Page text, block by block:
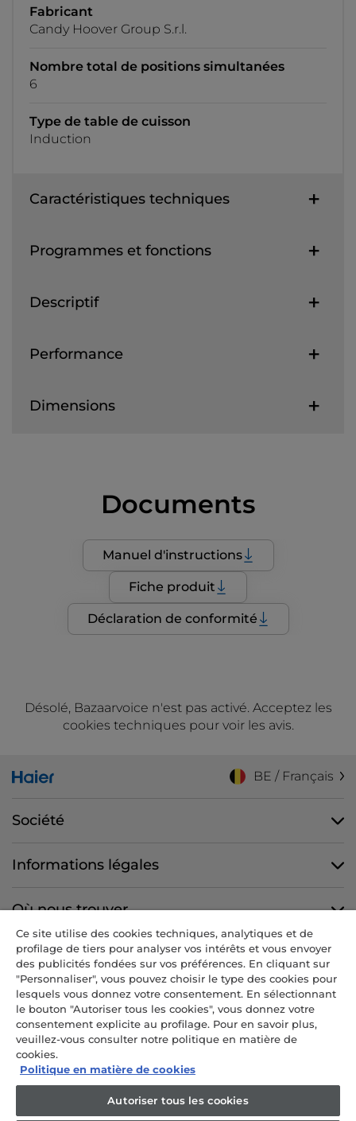
Fabricant
Candy Hoover Group S.r.l.
Nombre total de positions simultanées
6
Type de table de cuisson
Induction
Caractéristiques techniques
Programmes et fonctions
Descriptif
Performance
Dimensions
Documents
Manuel d'instructions
Fiche produit
Déclaration de conformité
Désolé, Bazaarvoice n'est pas activé. Acceptez les
cookies techniques pour voir les avis.
BE / Français
Société
Informations légales
Où nous trouver
Nous suivre
CANDY HOOVER GROUP S.r.I. - Associé unique - SIÈGE SOCIAL : Via
Comolli, 57 - 20861 Brugherio (MB) - Italie - SIÈGES ADMINISTRATIFS :
Via Privata Eden Fumagalli snc - 20861 Brugherio (MB) et Via Trento
+39.039.2086.237 - Capital social 35 000 000,00 € iv - Cod. Code fiscal
et numéro d'inscription au registre du commerce de Milan-Monza-
Ce site utilise des cookies techniques, analytiques et de
profilage de tiers pour analyser vos intérêts et vous envoyer
des publicités fondées sur vos préférences. En cliquant sur
"Personnaliser", vous pouvez choisir le type des cookies pour
lesquels vous donnez votre consentement. En sélectionnant
le bouton "Autoriser tous les cookies", vous donnez votre
consentement explicite au profilage. Pour en savoir plus,
veuillez-vous consulter notre politique en matière de
cookies.
Politique en matière de cookies
Autoriser tous les cookies